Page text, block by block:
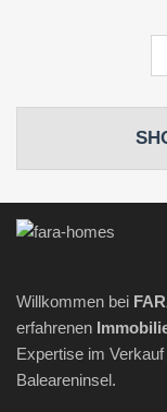
Willkommen bei
erfahrenen
Expertise im
Baleareninsel.